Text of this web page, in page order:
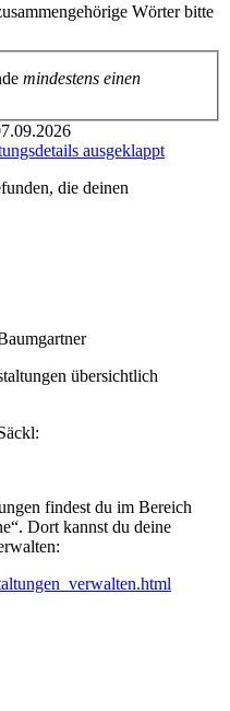
Wörter bitte
mindestens einen
ausgeklappt
die deinen
übersichtlich
findest du im Bereich
Dort kannst du deine